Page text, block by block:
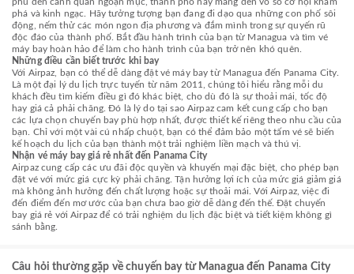
phá và kinh ngạc. Hãy tưởng tượng bạn đang đi dạo qua những con phố sôi
động, nếm thử các món ngon địa phương và đắm mình trong sự quyến rũ
độc đáo của thành phố. Bắt đầu hành trình của bạn từ Managua và tìm vé
máy bay hoàn hảo để làm cho hành trình của bạn trở nên khó quên.
Những điều cần biết trước khi bay
Với Airpaz, bạn có thể dễ dàng đặt vé máy bay từ Managua đến Panama City.
Là một đại lý du lịch trực tuyến từ năm 2011, chúng tôi hiểu rằng mỗi du
khách đều tìm kiếm điều gì đó khác biệt, cho dù đó là sự thoải mái, tốc độ
hay giá cả phải chăng. Đó là lý do tại sao Airpaz cam kết cung cấp cho bạn
các lựa chọn chuyến bay phù hợp nhất, được thiết kế riêng theo nhu cầu của
bạn. Chỉ với một vài cú nhấp chuột, bạn có thể đảm bảo một tấm vé sẽ biến
kế hoạch du lịch của bạn thành một trải nghiệm liền mạch và thú vị.
Nhận vé máy bay giá rẻ nhất đến Panama City
Airpaz cung cấp các ưu đãi độc quyền và khuyến mại đặc biệt, cho phép bạn
đặt vé với mức giá cực kỳ phải chăng. Tận hưởng lợi ích của mức giá giảm giá
mà không ảnh hưởng đến chất lượng hoặc sự thoải mái. Với Airpaz, việc đi
đến điểm đến mơ ước của bạn chưa bao giờ dễ dàng đến thế. Đặt chuyến
bay giá rẻ với Airpaz để có trải nghiệm du lịch đặc biệt và tiết kiệm không gì
sánh bằng.
Câu hỏi thường gặp về chuyến bay từ Managua đến Panama City